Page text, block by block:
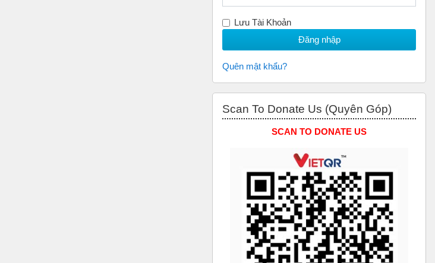
Lưu Tài Khoản
Quên mật khẩu?
Scan To Donate Us (Quyên Góp)
SCAN TO DONATE US